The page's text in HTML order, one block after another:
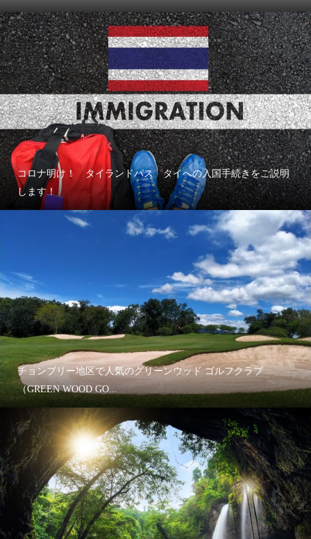
コロナ明け！ タイランドパス タイへの入国手続きをご説明
します！
チョンブリー地区で人気のグリーンウッド ゴルフクラブ
（GREEN WOOD GO...